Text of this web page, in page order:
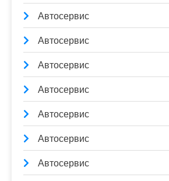
Автосервис
Автосервис
Автосервис
Автосервис
Автосервис
Автосервис
Автосервис